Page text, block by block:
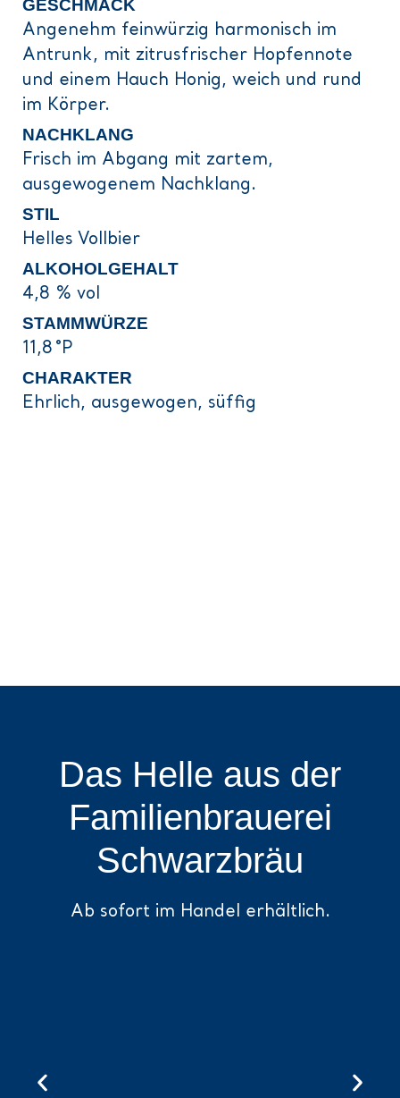
GESCHMACK
Angenehm feinwürzig harmonisch im
Antrunk, mit zitrusfrischer Hopfennote
und einem Hauch Honig, weich und rund
im Körper.
NACHKLANG
Frisch im Abgang mit zartem,
ausgewogenem Nachklang.
STIL
Helles Vollbier
ALKOHOLGEHALT
4,8 % vol
STAMMWÜRZE
11,8 °P
CHARAKTER
Ehrlich, ausgewogen, süffig
Das Helle aus der
Familien­brauerei
Schwarzbräu
Ab sofort im Handel erhältlich.